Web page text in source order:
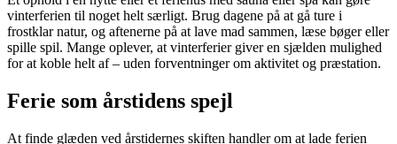
vinterferien til noget helt særligt. Brug dagene på at gå ture i
frostklar natur, og aftenerne på at lave mad sammen, læse bøger eller
spille spil. Mange oplever, at vinterferier giver en sjælden mulighed
for at koble helt af – uden forventninger om aktivitet og præstation.
Ferie som årstidens spejl
At finde glæden ved årstidernes skiften handler om at lade ferien